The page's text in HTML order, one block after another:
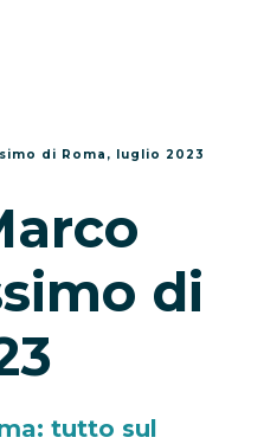
di Roma, luglio 2023
di
tutto sul